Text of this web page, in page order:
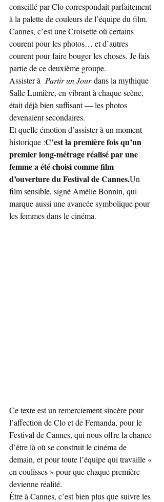
conseillé par Clo correspondait parfaitement
à la palette de couleurs de l’équipe du film.
Cannes, c’est une Croisette où certains
courent pour les photos… et d’autres
courent pour faire bouger les choses. Je fais
partie de ce deuxième groupe.
Assister à Partir un Jour dans la mythique
Salle Lumière, en vibrant à chaque scène,
était déjà bien suffisant — les photos
devenaient secondaires.
Et quelle émotion d’assister à un moment
historique :C’est la première fois qu’un
premier long-métrage réalisé par une
femme a été choisi comme film
d’ouverture du Festival de Cannes.Un
film sensible, signé Amélie Bonnin, qui
marque aussi une avancée symbolique pour
les femmes dans le cinéma.
Ce texte est un remerciement sincère pour
l’affection de Clo et de Fernanda, pour le
Festival de Cannes, qui nous offre la chance
d’être là où se construit le cinéma de
demain, et pour toute l’équipe qui travaille «
en coulisses » pour que chaque première
devienne réalité.
Être à Cannes, c’est bien plus que suivre les